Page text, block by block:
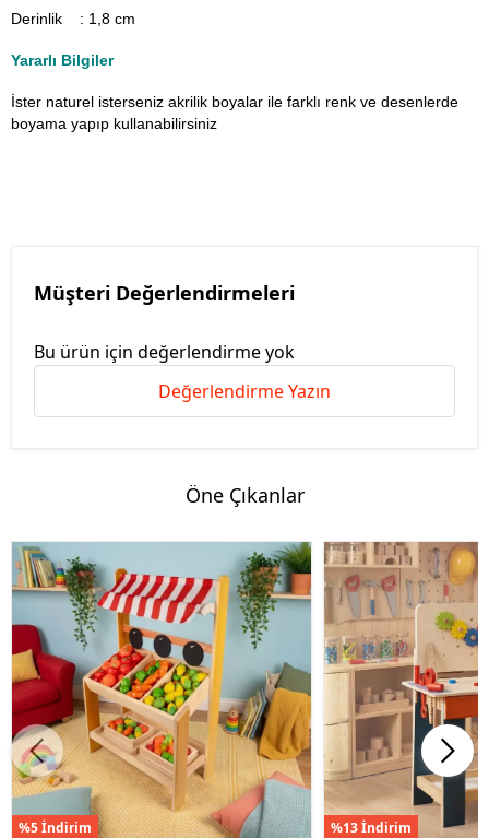
Derinlik : 1,8 cm
Yararlı Bilgiler
İster naturel isterseniz akrilik boyalar ile farklı renk ve desenlerde
boyama yapıp kullanabilirsiniz
Müşteri Değerlendirmeleri
Bu ürün için değerlendirme yok
Değerlendirme Yazın
Öne Çıkanlar
%5 İndirim %13 İndirim